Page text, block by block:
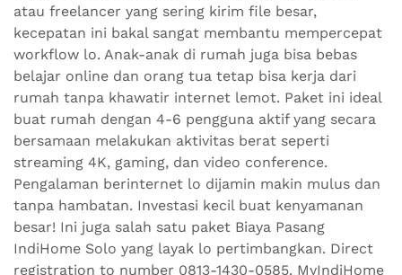
atau freelancer yang sering kirim file besar,
kecepatan ini bakal sangat membantu mempercepat
workflow lo. Anak-anak di rumah juga bisa bebas
belajar online dan orang tua tetap bisa kerja dari
rumah tanpa khawatir internet lemot. Paket ini ideal
buat rumah dengan 4-6 pengguna aktif yang secara
bersamaan melakukan aktivitas berat seperti
streaming 4K, gaming, dan video conference.
Pengalaman berinternet lo dijamin makin mulus dan
tanpa hambatan. Investasi kecil buat kenyamanan
besar! Ini juga salah satu paket Biaya Pasang
IndiHome Solo yang layak lo pertimbangkan. Direct
registration to number 0813-1430-0585. MyIndiHome